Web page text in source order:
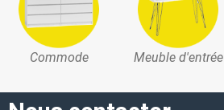
Commode Meuble d'entrée